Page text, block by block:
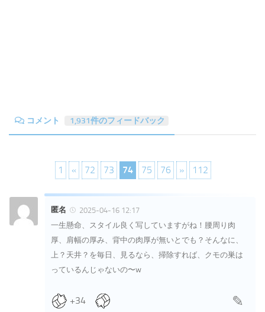
コメント 1,931件のフィードバック
1 « 72 73 74 75 76 » 112
匿名
2025-04-16 12:17
一生懸命、スタイル良く写していますがね！腰周り肉
厚、肩幅の厚み、背中の肉厚が無いとでも？そんなに、
上？天井？を毎日、見るなら、掃除すれば、クモの巣は
っているんじゃないの〜w
+34